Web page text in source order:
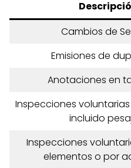
Cambios de
Emisiones de
Anotaciones en
Inspecciones
incluido
Inspecciones
elementos o por